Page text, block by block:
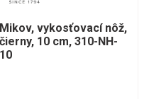
Mikov, vykosťovací nôž,
čierny, 10 cm, 310-NH-
10